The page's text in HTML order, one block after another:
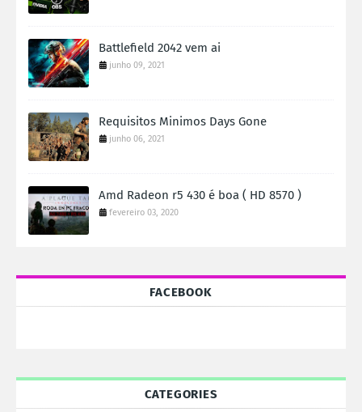
Battlefield 2042 vem ai
junho 09, 2021
Requisitos Minimos Days Gone
junho 06, 2021
Amd Radeon r5 430 é boa ( HD 8570 )
fevereiro 03, 2020
FACEBOOK
CATEGORIES